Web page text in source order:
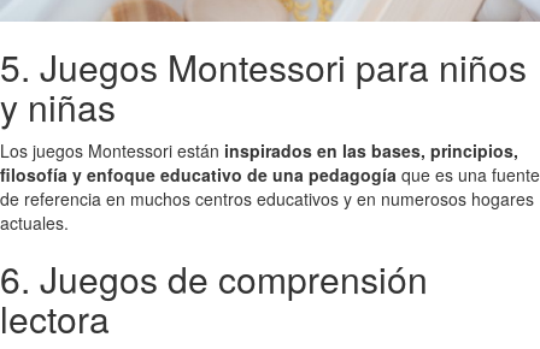
5. Juegos Montessori para niños
y niñas
Los juegos Montessori están inspirados en las bases, principios,
filosofía y enfoque educativo de una pedagogía que es una fuente
de referencia en muchos centros educativos y en numerosos hogares
actuales.
6. Juegos de comprensión
lectora